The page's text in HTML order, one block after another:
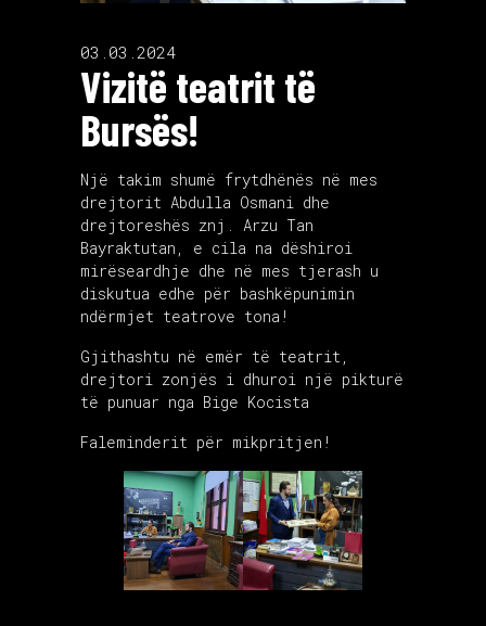
03.03.2024
Vizitë teatrit të
Bursës!
Një takim shumë frytdhënës në mes
drejtorit Abdulla Osmani dhe
drejtoreshës znj. Arzu Tan
Bayraktutan, e cila na dëshiroi
mirëseardhje dhe në mes tjerash u
diskutua edhe për bashkëpunimin
ndërmjet teatrove tona!
Gjithashtu në emër të teatrit,
drejtori zonjës i dhuroi një pikturë
të punuar nga Bige Kocista
Faleminderit për mikpritjen!